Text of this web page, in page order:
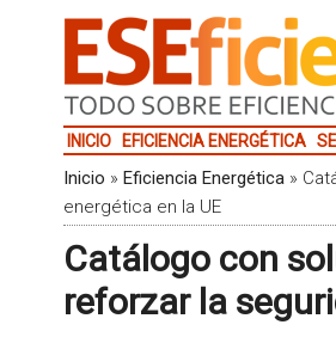
INICIO EFICIENCIA ENERGÉTICA
Inicio » Eficiencia Energética»
energética en la UE
Catálogo con
reforzar la